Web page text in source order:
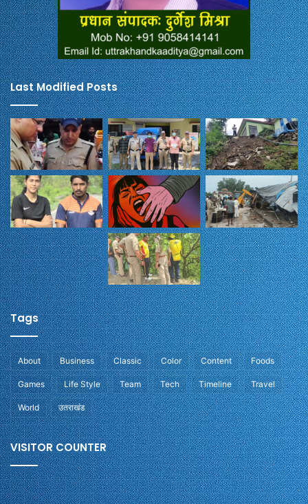
Last Modified Posts
Tags
About Business Classic Color Content Foods
Games Life Style Team Tech Timeline Travel
World उतराखंड
VISITOR COUNTER